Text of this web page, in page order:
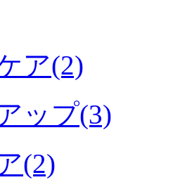
ア(2)
ップ(3)
(2)